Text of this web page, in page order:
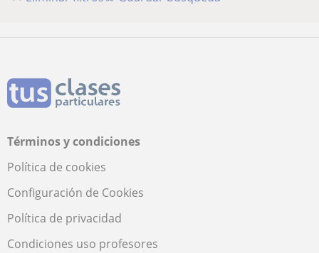
Términos y condiciones
Política de cookies
Configuración de Cookies
Política de privacidad
Condiciones uso profesores